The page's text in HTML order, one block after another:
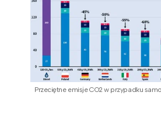
Przeciętne emisje CO2 w przypadku